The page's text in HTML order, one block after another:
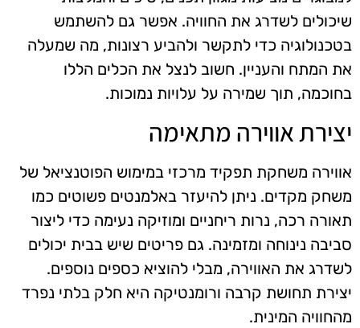
שיכולים לשדרג את החוויה. אפשר גם להשתמש
בטכנולוגיה כדי לתקשר ולהביע רצונות, מה שמעלה
את המתח והעניין. חשוב לנצל את הכלים הללו
בחוכמה, תוך שמירה על עלויות נמוכות.
יצירת אווירה מתאימה
אווירה משחקת תפקיד מרכזי במימוש הפוטנציאל של
משחק מקדים. ניתן להיעזר באלמנטים פשוטים כמו
תאורה רכה, נרות ריחניים ומוזיקה נעימה כדי ליצור
סביבה נינוחה ומזמינה. גם פריטים שיש בבית יכולים
לשדרג את האווירה, מבלי להוציא כספים נוספים.
יצירת תחושת קרבה ורומנטיקה היא חלק בלתי נפרד
מהחוויה המינית.